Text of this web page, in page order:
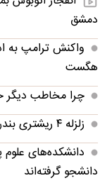
دمشق
واکنش ترامپ به
هگست
چرا مخاطب دیگر حوصله
زلزله ۴ ریشتری بندرلنگه را لرزاند
دانشکده‌های
دانشجو گرفته‌اند